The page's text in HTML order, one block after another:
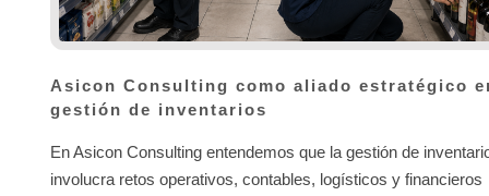
Asicon Consulting como aliado estratégico
gestión de inventarios
En Asicon Consulting entendemos que la gestión de
involucra retos operativos, contables, logísticos y financieros